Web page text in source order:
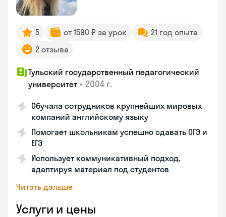
5 от 1590 ₽ за урок
21 год опыта
2 отзыва
Тульский государственный педагогический
университет • 2004 г.
Обучала сотрудников крупнейших мировых
компаний английскому языку
Помогает школьникам успешно сдавать ОГЭ и
ЕГЭ
Использует коммуникативный подход,
адаптируя материал под студентов
Читать дальше
Услуги и цены